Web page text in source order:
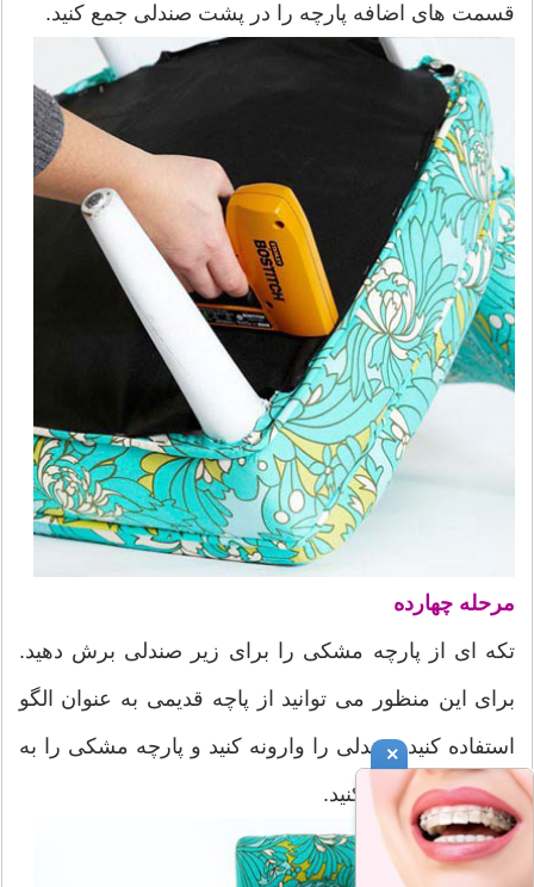
قسمت های اضافه پارچه را در پشت صندلی جمع کنید.
مرحله چهارده
تکه ای از پارچه مشکی را برای زیر صندلی برش دهید.
برای این منظور می توانید از پاچه قدیمی به عنوان الگو
استفاده کنید. صندلی را وارونه کنید و پارچه مشکی را به
زیر صندلی منگنه کنید.
×